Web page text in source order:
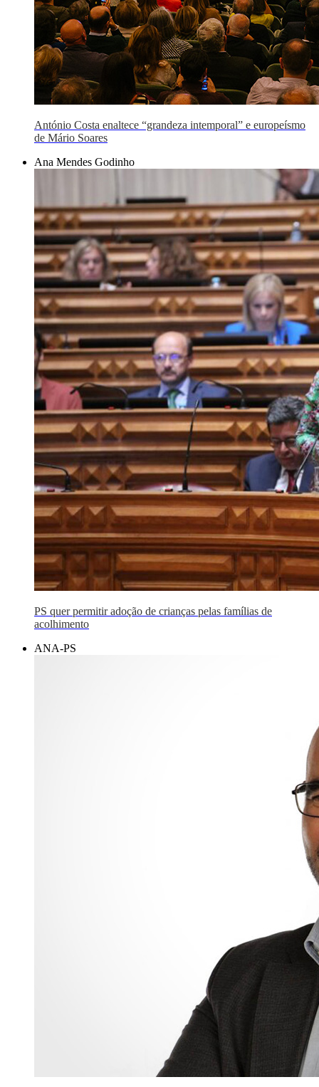
António Costa enaltece “grandeza intemporal” e europeísmo
de Mário Soares
Ana Mendes Godinho
PS quer permitir adoção de crianças pelas famílias de
acolhimento
ANA-PS